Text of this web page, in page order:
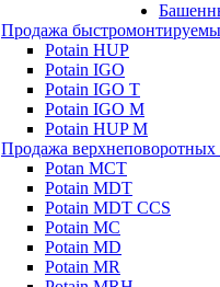
Продажа
Potain HUP
Potain IGO
Potain IGO T
Potain IGO M
Potain HUP M
Продажа верхнеповоротных
Potan MCT
Potain MDT
Potain MDT CCS
Potain MC
Potain MD
Potain MR